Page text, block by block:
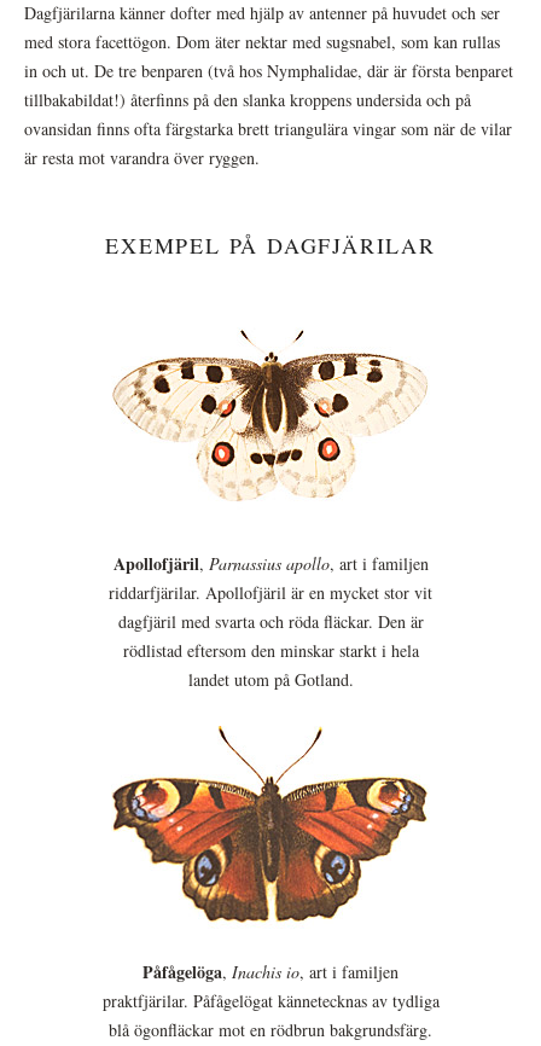
Dagfjärilarna känner dofter med hjälp av antenner på huvudet och ser
med stora facettögon. Dom äter nektar med sugsnabel, som kan rullas
in och ut. De tre benparen (två hos Nymphalidae, där är första benparet
tillbakabildat!) återfinns på den slanka kroppens undersida och på
ovansidan finns ofta färgstarka brett triangulära vingar som när de vilar
är resta mot varandra över ryggen.
EXEMPEL PÅ DAGFJÄRILAR
Apollofjäril, Parnassius apollo, art i familjen
riddarfjärilar. Apollofjäril är en mycket stor vit
dagfjäril med svarta och röda fläckar. Den är
rödlistad eftersom den minskar starkt i hela
landet utom på Gotland.
Påfågelöga, Inachis io, art i familjen
praktfjärilar. Påfågelögat kännetecknas av tydliga
blå ögonfläckar mot en rödbrun bakgrundsfärg.